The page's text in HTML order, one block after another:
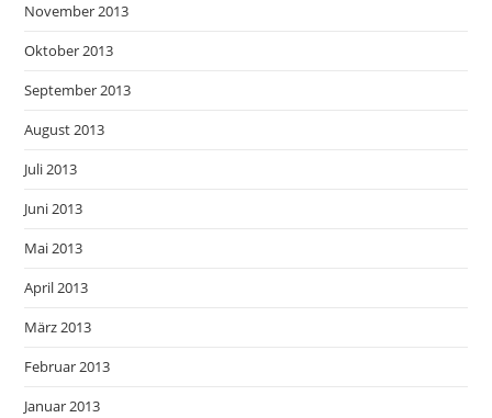
November 2013
Oktober 2013
September 2013
August 2013
Juli 2013
Juni 2013
Mai 2013
April 2013
März 2013
Februar 2013
Januar 2013